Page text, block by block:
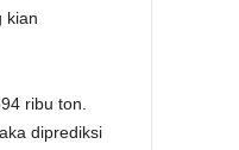
kian
ribu ton.
diprediksi